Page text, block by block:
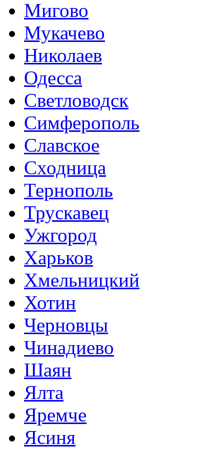
Мигово
Мукачево
Николаев
Одесса
Светловодск
Симферополь
Славское
Сходница
Тернополь
Трускавец
Ужгород
Харьков
Хмельницкий
Хотин
Черновцы
Чинадиево
Шаян
Ялта
Яремче
Ясиня